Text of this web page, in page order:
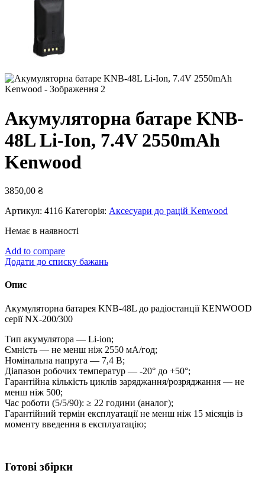
Акумуляторна батаре KNB-
48L Li-Ion, 7.4V 2550mAh
Kenwood
3850,00 ₴
Артикул: 4116 Категорія: Аксесуари до рацій Kenwood
Немає в наявності
Add to compare
Додати до списку бажань
Опис
Акумуляторна батарея KNB-48L до радіостанції KENWOOD
серії NX-200/300
Тип акумулятора — Li-ion;
Ємність — не менш ніж 2550 мА/год;
Номінальна напруга — 7,4 В;
Діапазон робочих температур — -20° до +50°;
Гарантійна кількість циклів заряджання/розряджання — не
менш ніж 500;
Час роботи (5/5/90): ≥ 22 години (аналог);
Гарантійний термін експлуатації не менш ніж 15 місяців із
моменту введення в експлуатацію;
Готові збірки